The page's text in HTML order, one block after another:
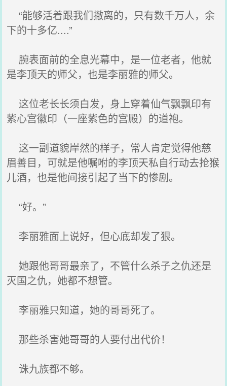
“能够活着跟我们撤离的，只有数千万人，余
下的十多亿....”
腕表面前的全息光幕中，是一位老者，他就
是李顶天的师父，也是李丽雅的师父。
这位老长长须白发，身上穿着仙气飘飘印有
紫心宫徽印（一座紫色的宫殿）的道袍。
这一副道貌岸然的样子，常人肯定觉得他慈
眉善目，可就是他嘱咐的李顶天私自行动去抢猴
儿酒，也是他间接引起了当下的惨剧。
“好。”
李丽雅面上说好，但心底却发了狠。
她跟他哥哥最亲了，不管什么杀子之仇还是
灭国之仇，她都不想管。
李丽雅只知道，她的哥哥死了。
那些杀害她哥哥的人要付出代价！
诛九族都不够。